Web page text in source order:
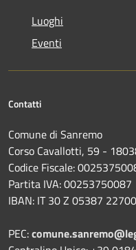
Luoghi
Eventi
Contatti
Comune di Sanremo
Corso Cavallotti, 59 -
Codice Fiscale:
Partita IVA: 00253750087
IBAN: IT 30 Z 05387
PEC: